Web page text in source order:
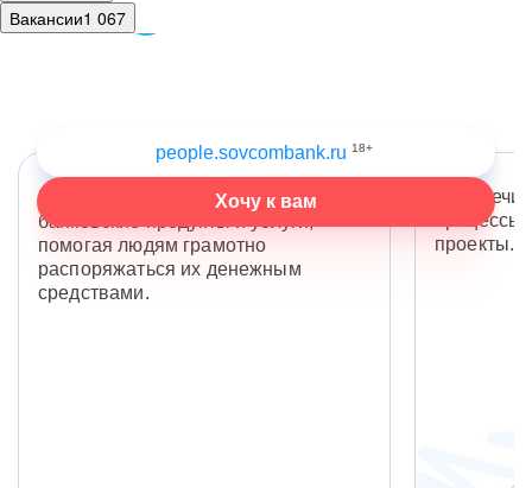
Вакансии1 067
people.sovcombank.ru 18+
Хочу к вам
с проблемной задолженностью
Подбираем полезные и выгодные
банковские продукты и услуги,
помогая людям грамотно
распоряжаться их денежным
средствами.
проекты.